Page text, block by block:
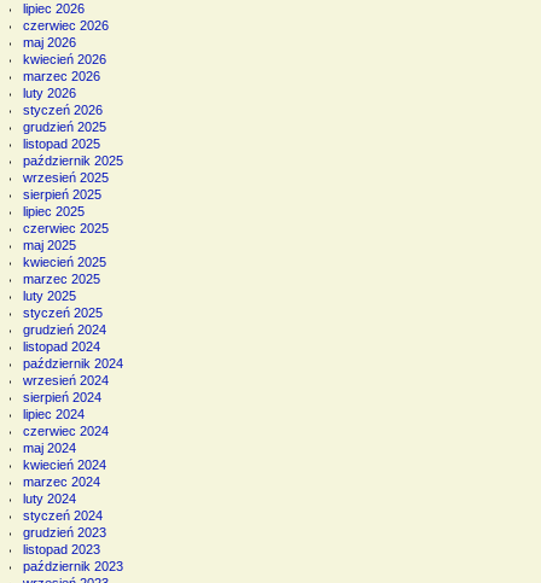
lipiec 2026
czerwiec 2026
maj 2026
kwiecień 2026
marzec 2026
luty 2026
styczeń 2026
grudzień 2025
listopad 2025
październik 2025
wrzesień 2025
sierpień 2025
lipiec 2025
czerwiec 2025
maj 2025
kwiecień 2025
marzec 2025
luty 2025
styczeń 2025
grudzień 2024
listopad 2024
październik 2024
wrzesień 2024
sierpień 2024
lipiec 2024
czerwiec 2024
maj 2024
kwiecień 2024
marzec 2024
luty 2024
styczeń 2024
grudzień 2023
listopad 2023
październik 2023